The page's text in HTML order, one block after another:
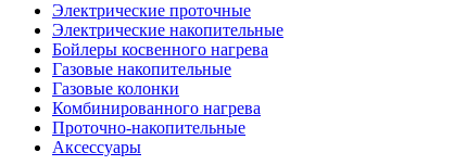
Электрические проточные
Электрические накопительные
Бойлеры косвенного нагрева
Газовые накопительные
Газовые колонки
Комбинированного нагрева
Проточно-накопительные
Аксессуары